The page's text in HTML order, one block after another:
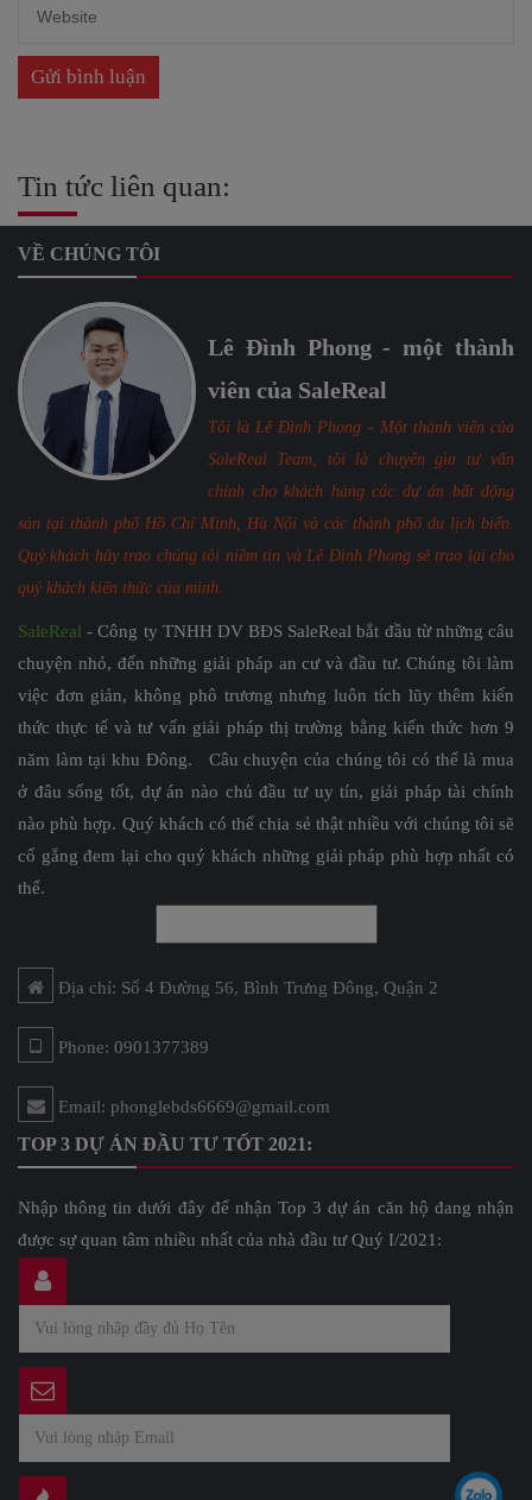
Tin tức liên quan:
VỀ CHÚNG TÔI
Lê Đình Phong - một thành
viên của SaleReal
Tôi là Lê Đình Phong - Một thành viên của
SaleReal Team, tôi là chuyên gia tư vấn
chính cho khách hàng các dự án bất động
sản tại thành phố Hồ Chí Minh, Hà Nội và các thành phố du lịch biển.
Quý khách hãy trao chúng tôi niềm tin và Lê Đình Phong sẽ trao lại cho
quý khách kiến thức của mình.
SaleReal - Công ty TNHH DV BĐS SaleReal bắt đầu từ những câu
chuyện nhỏ, đến những giải pháp an cư và đầu tư. Chúng tôi làm
việc đơn giản, không phô trương nhưng luôn tích lũy thêm kiến
thức thực tế và tư vấn giải pháp thị trường bằng kiến thức hơn 9
năm làm tại khu Đông. Câu chuyện của chúng tôi có thể là mua
ở đâu sống tốt, dự án nào chủ đầu tư uy tín, giải pháp tài chính
nào phù hợp. Quý khách có thể chia sẻ thật nhiều với chúng tôi sẽ
cố gắng đem lại cho quý khách những giải pháp phù hợp nhất có
thể.
Địa chỉ: Số 4 Đường 56, Bình Trưng Đông, Quận 2
Phone: 0901377389
Email: phonglebds6669@gmail.com
TOP 3 DỰ ÁN ĐẦU TƯ TỐT 2021:
Nhập thông tin dưới đây để nhận Top 3 dự án căn hộ đang nhận
được sự quan tâm nhiều nhất của nhà đầu tư Quý I/2021: